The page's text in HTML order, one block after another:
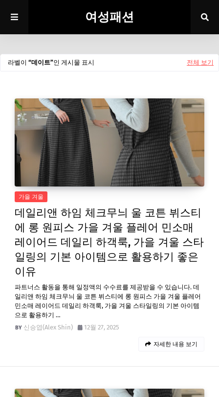
여성패션
라벨이 데이트 인 게시물 표시 전체 보기
가을 겨울
데일리앤 하임 체크무늬 울 코튼 뷔스티
에 롱 원피스 가을 겨울 플레어 민소매
레이어드 데일리 하객룩, 가을 겨울 스타
일링의 기본 아이템으로 활용하기 좋은
이유
파트너스 활동을 통해 일정액의 수수료를 제공받을 수 있습니다. 데
일리앤 하임 체크무늬 울 코튼 뷔스티에 롱 원피스 가을 겨울 플레어
민소매 레이어드 데일리 하객룩, 가을 겨울 스타일링의 기본 아이템
으로 활용하기 …
신승엽(Alex Shin)
12월 27, 2025
자세한 내용 보기